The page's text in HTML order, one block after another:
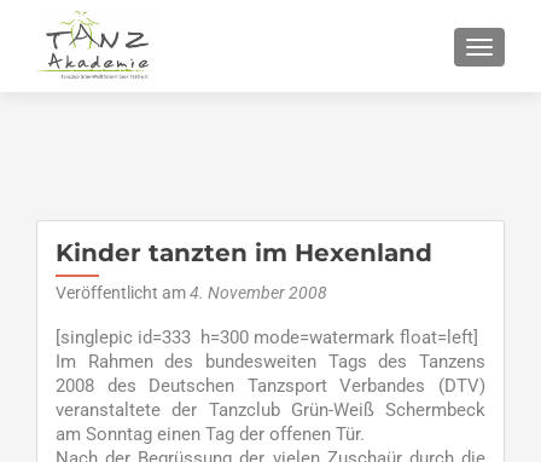
Kinder tanzten im Hexenland
Veröffentlicht am4. November 2008
[singlepic id=333 h=300 mode=watermark float=left]
Im Rahmen des bundesweiten Tags des Tanzens
2008 des Deutschen Tanzsport Verbandes (DTV)
veranstaltete der Tanzclub Grün-Weiß Schermbeck
am Sonntag einen Tag der offenen Tür.